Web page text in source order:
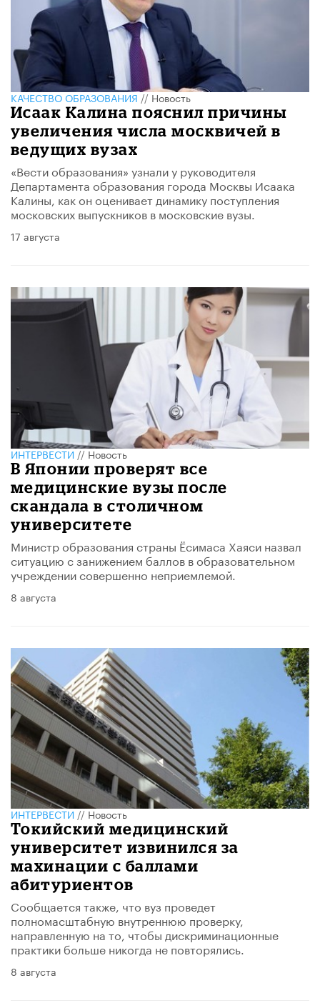
КАЧЕСТВО ОБРАЗОВАНИЯ//Новость
​Исаак Калина пояснил причины
увеличения числа москвичей в
ведущих вузах
«Вести образования» узнали у руководителя
Департамента образования города Москвы Исаака
Калины, как он оценивает динамику поступления
московских выпускников в московские вузы.
17 августа
ИНТЕРВЕСТИ//Новость
В Японии проверят все
медицинские вузы после
скандала в столичном
университете
Министр образования страны Ёсимаса Хаяси назвал
ситуацию с занижением баллов в образовательном
учреждении совершенно неприемлемой.
8 августа
ИНТЕРВЕСТИ//Новость
Токийский медицинский
университет извинился за
махинации с баллами
абитуриентов
Сообщается также, что вуз проведет
полномасштабную внутреннюю проверку,
направленную на то, чтобы дискриминационные
практики больше никогда не повторялись.
8 августа